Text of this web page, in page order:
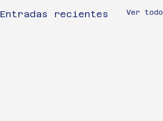
Entradas recientes Ver todo